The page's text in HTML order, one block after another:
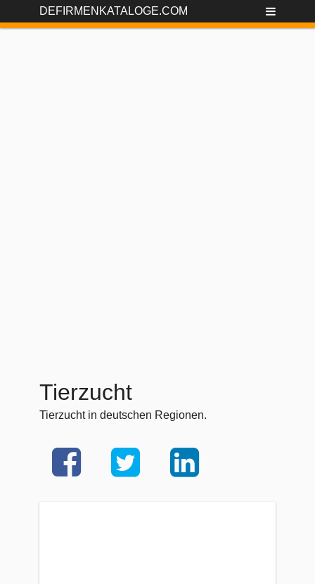
DEFIRMENKATALOGE.COM
Tierzucht
Tierzucht in deutschen Regionen.